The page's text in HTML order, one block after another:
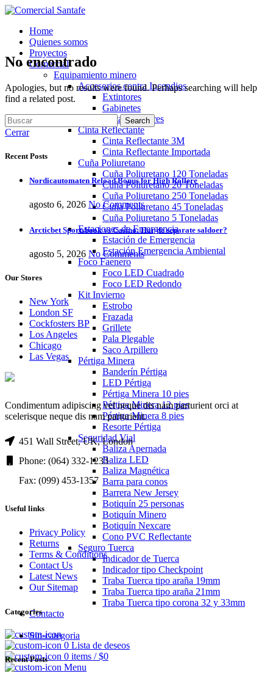
Home
Quienes somos
Proyectos
Comercial
Equipamiento minero
Accesorios contra Incendios
Extintores
Gabinetes
Porta Extintores
Cinta Reflectante
Cinta Reflectante 3M
Cinta Reflectante Importada
Cuña Poliuretano
Cuña Poliuretano 120 Toneladas
Cuña Poliuretano 20 Toneladas
Cuña Poliuretano 250 Toneladas
Cuña Poliuretano 45 Toneladas
Cuña Poliuretano 5 Toneladas
Estaciones de Emergencia
Estación de Emergencia
Estación Emergencia Ambiental
Foco Faenero
Foco LED Cuadrado
Foco LED Redondo
Kit Invierno
Estrobo
Frazada
Grillete
Pala Plegable
Saco Arpillero
Pértiga Minera
Banderín Pértiga
LED Pértiga
Pértiga Minera 10 pies
Pértiga Minera 12 pies
Pértiga Minera 8 pies
Resorte Pértiga
Seguridad Vial
Baliza Apernada
Baliza LED
Baliza Magnética
Barra para conos
Barrera New Jersey
Botiquín 25 personas
Botiquín Minero
Botiquín Nexcare
Cono PVC Reflectante
Seguro Tuerca
Indicador de Tuerca
Indicador tipo Checkpoint
Traba Tuerca tipo araña 19mm
Traba Tuerca tipo araña 21mm
Traba Tuerca tipo corona 32 y 33mm
Contacto
0 Lista de deseos
0 items / $0
Menu
No encontrado
Apologies, but no results were found. Perhaps searching will help
find a related post.
Search
Cerrar
Recent Posts
Nordicautomaten Reload Bonus for High Rollere
agosto 6, 2026 No Comments
Arcticbet Sportsbook vs Casino: Har de separate saldoer?
agosto 5, 2026 No Comments
Our Stores
New York
London SF
Cockfosters BP
Los Angeles
Chicago
Las Vegas
Condimentum adipiscing vel neque dis nam parturient orci at
scelerisque neque dis nam parturient.
451 Wall Street, UK, London
Phone: (064) 332-1233
Fax: (099) 453-1357
Useful links
Privacy Policy
Returns
Terms & Conditions
Contact Us
Latest News
Our Sitemap
Categories
Sin-categoria
Recent Posts